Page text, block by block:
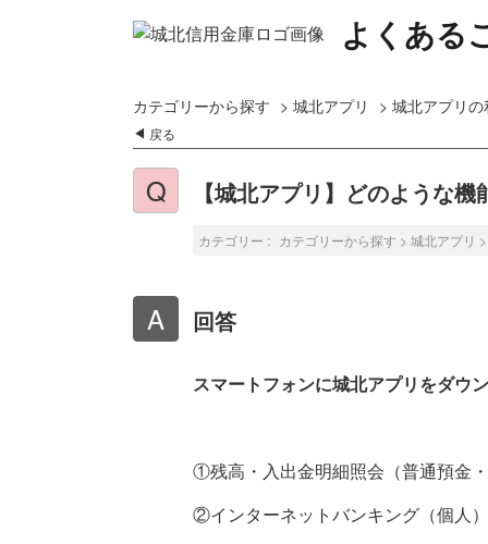
よくある
カテゴリーから探す > 城北アプリ > 城北アプリ
戻る
【城北アプリ】どのような機
カテゴリー : カテゴリーから探す > 城北アプリ >
回答
スマートフォンに城北アプリをダウ
①残高・入出金明細照会（普通預金
②インターネットバンキング（個人）